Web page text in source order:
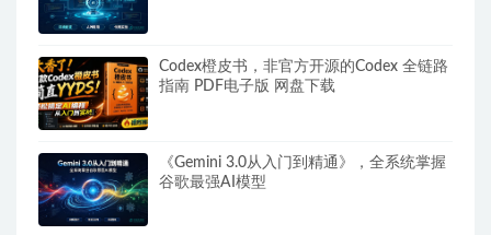
Codex橙皮书，非官方开源的Codex 全链路
指南 PDF电子版 网盘下载
《Gemini 3.0从入门到精通》，全系统掌握
谷歌最强AI模型